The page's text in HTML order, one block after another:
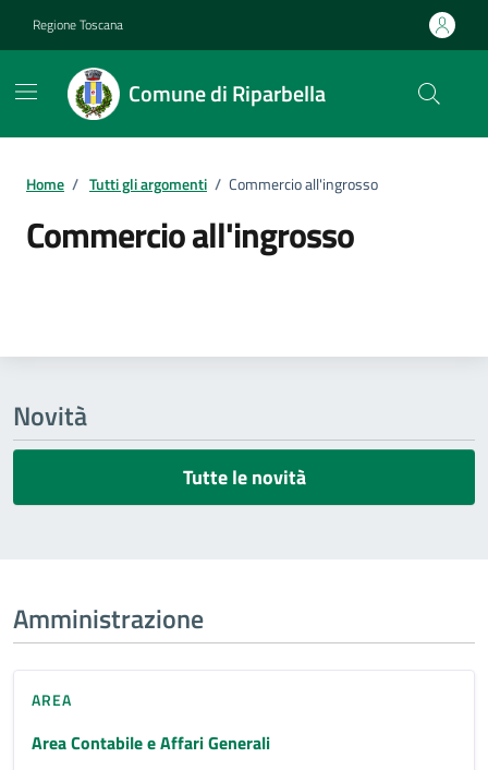
Regione Toscana
Comune di Riparbella
Home / Tutti gli argomenti / Commercio all'ingrosso
Commercio all'ingrosso
Novità
Tutte le novità
Amministrazione
AREA
Area Contabile e Affari Generali